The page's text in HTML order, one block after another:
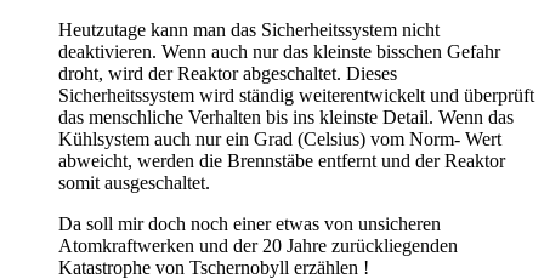
Heutzutage kann man das Sicherheitssystem nicht
deaktivieren. Wenn auch nur das kleinste bisschen Gefahr
droht, wird der Reaktor abgeschaltet. Dieses
Sicherheitssystem wird ständig weiterentwickelt und überprüft
das menschliche Verhalten bis ins kleinste Detail. Wenn das
Kühlsystem auch nur ein Grad (Celsius) vom Norm- Wert
abweicht, werden die Brennstäbe entfernt und der Reaktor
somit ausgeschaltet.
Da soll mir doch noch einer etwas von unsicheren
Atomkraftwerken und der 20 Jahre zurückliegenden
Katastrophe von Tschernobyll erzählen !